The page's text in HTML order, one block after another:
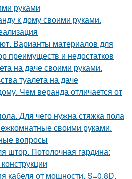
руками
к дому своими руками.
Варианты материалов для
преимуществ и недостатков
на даче своими руками.
туалета на даче
Чем веранда отличается от
Для чего нужна стяжка пола
своими руками.
вопросы
штор. Потолочная гардина:
кабеля от мощности. S=0,8D.